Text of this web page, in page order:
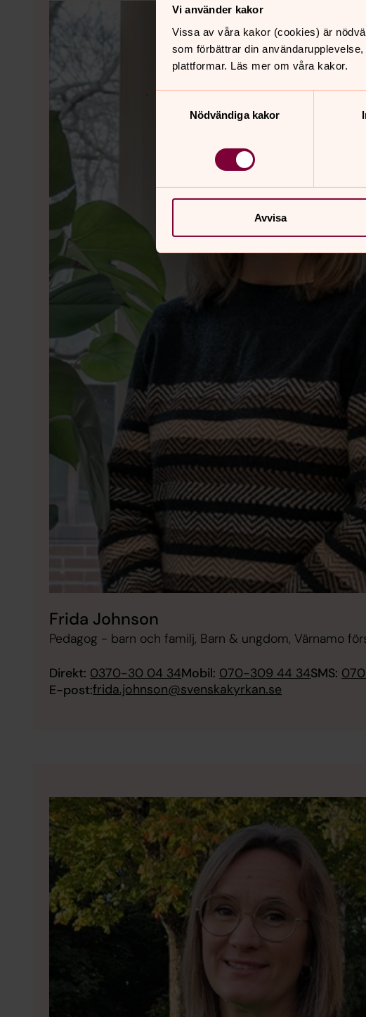
Vi använder kakor
Vissa av våra kakor (cookies) är
som förbättrar din
plattformar. Läs mer om våra kakor.
Nödvändiga kakor
Avvisa
Frida Johnson
Pedagog - barn och familj, Barn & ungdom, Värnamo
Direkt: 0370-30 04 34Mobil: 070-309 44 34SMS:
E-post:frida.johnson@svenskakyrkan.se